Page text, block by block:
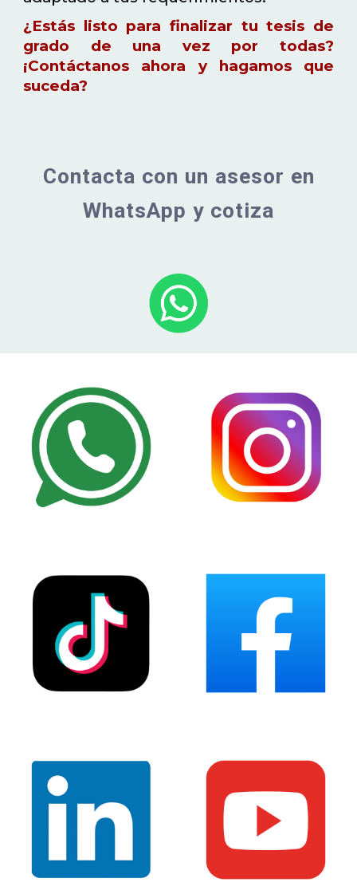
¿Estás listo para finalizar tu tesis de
grado de una vez por todas?
¡Contáctanos ahora y hagamos que
suceda?
Contacta con un asesor en
WhatsApp y cotiza